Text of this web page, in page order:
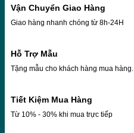
Vận Chuyển Giao Hàng
Giao hàng nhanh chóng từ 8h-24H
Hỗ Trợ Mẫu
Tặng mẫu cho khách hàng mua hàng.
Tiết Kiệm Mua Hàng
Từ 10% - 30% khi mua trực tiếp